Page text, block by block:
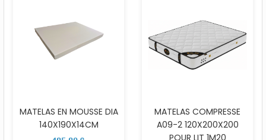
MATELAS EN MOUSSE DIA
140X190X14CM
MATELAS COMPRESSE
A09-2 120X200X200